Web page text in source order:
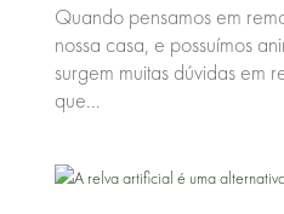
Quando pensamos em
nossa casa, e possuímos
surgem muitas dúvidas em
que...